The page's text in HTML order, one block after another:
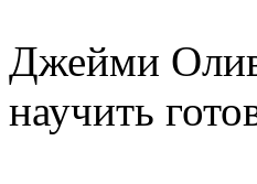
Джейми
научить